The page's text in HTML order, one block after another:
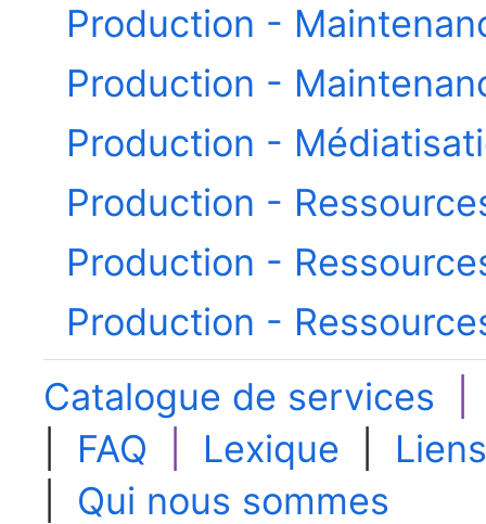
Production -
Production -
Production -
Production -
Production -
Production -
Catalogue de services
FAQ Lexique
Qui nous sommes